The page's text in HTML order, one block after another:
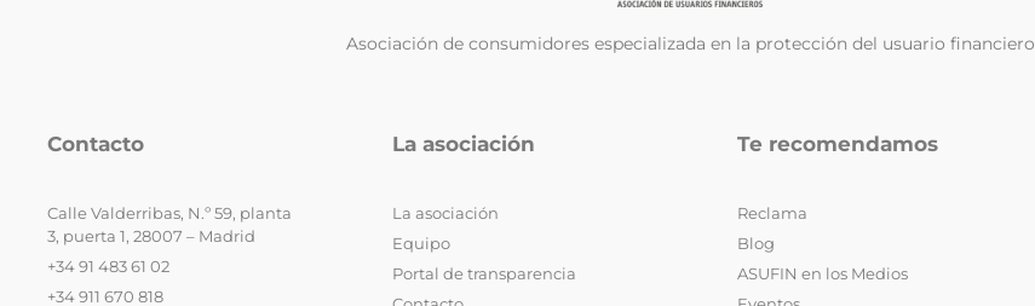
Asociación de consumidores especializada en la protección del usuario financiero
Contacto
Calle Valderribas, N.º 59, planta
3, puerta 1, 28007 – Madrid
+34 91 483 61 02
+34 911 670 818
La asociación
La asociación
Equipo
Portal de transparencia
Te recomendamos
Reclama
Blog
ASUFIN en los Medios